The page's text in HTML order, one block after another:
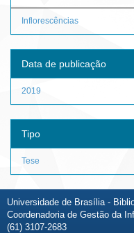
Inflorescências
Data de publicação
2019
Tipo
Tese
Universidade de Brasília -
Coordenadoria de Gestão da
(61) 3107-2683